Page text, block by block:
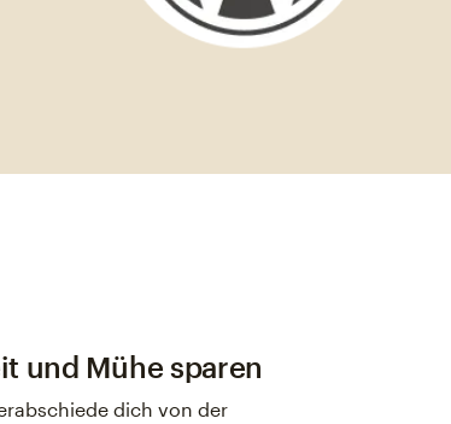
und Mühe sparen
dich von der